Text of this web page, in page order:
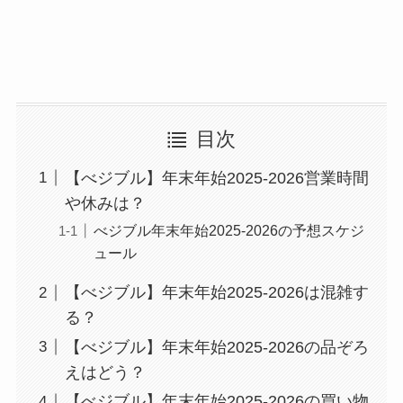
目次
【べジブル】年末年始2025-2026営業時間
や休みは？
べジブル年末年始2025‑2026の予想スケジ
ュール
【べジブル】年末年始2025-2026は混雑す
る？
【べジブル】年末年始2025-2026の品ぞろ
えはどう？